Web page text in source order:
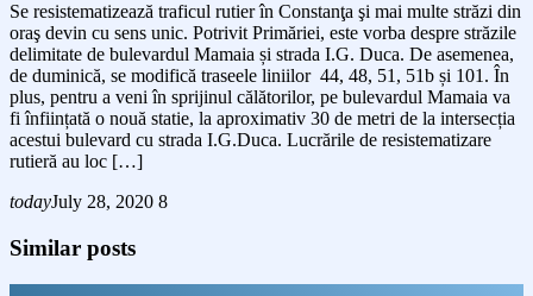
Se resistematizează traficul rutier în Constanţa şi mai multe străzi din
oraş devin cu sens unic. Potrivit Primăriei, este vorba despre străzile
delimitate de bulevardul Mamaia și strada I.G. Duca. De asemenea,
de duminică, se modifică traseele liniilor 44, 48, 51, 51b și 101. În
plus, pentru a veni în sprijinul călătorilor, pe bulevardul Mamaia va
fi înființată o nouă statie, la aproximativ 30 de metri de la intersecția
acestui bulevard cu strada I.G.Duca. Lucrările de resistematizare
rutieră au loc […]
todayJuly 28, 2020 8
Similar posts